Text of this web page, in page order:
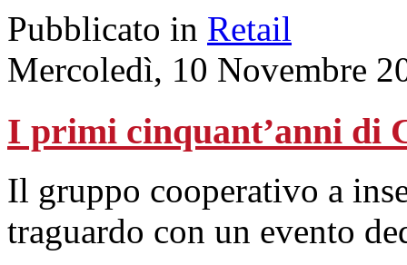
Pubblicato in Retail
Mercoledì, 10 Novembre
I primi cinquant’anni di
Il gruppo cooperativo a
traguardo con un evento